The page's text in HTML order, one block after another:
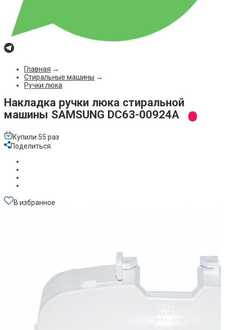
Главная →
Стиральные машины →
Ручки люка
Накладка ручки люка стиральной
машины SAMSUNG DC63-00924A
Купили 55 раз
Поделиться
В избранное